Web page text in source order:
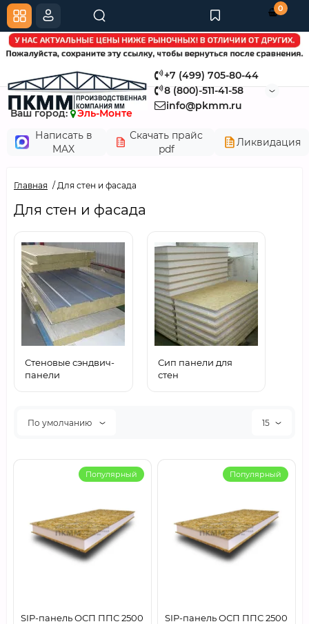
+7 (499) 705-80-44
8 (800)-511-41-58
info@pkmm.ru
Ваш город:
Эль-Монте
Написать в
MAX
Скачать прайс
pdf
Ликвидация
0
Главная Для стен и фасада
Для стен и фасада
Стеновые сэндвич-
панели
Сип панели для
стен
По умолчанию 15
Популярный
SIP-панель ОСП ППС 2500
Популярный
SIP-панель ОСП ППС 2500